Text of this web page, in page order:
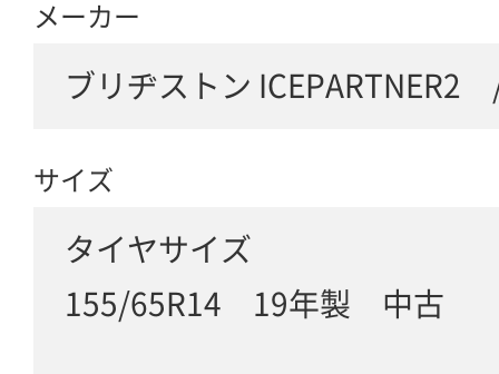
メーカー
ブリヂストン
サイズ
タイヤサイズ
155/65R14 19年製 中古